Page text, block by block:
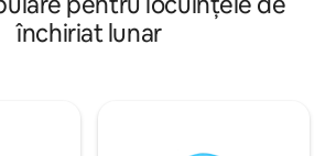
închiriat lunar